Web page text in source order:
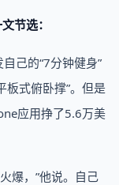
节选：
己的“7分钟健身”
板式俯卧撑”。但是
应用挣了5.6万美
爆，”他说。自己